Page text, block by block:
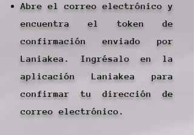
Abre el correo electrónico y
encuentra el token de
confirmación enviado por
Laniakea. Ingrésalo en la
aplicación Laniakea para
confirmar tu dirección de
correo electrónico.